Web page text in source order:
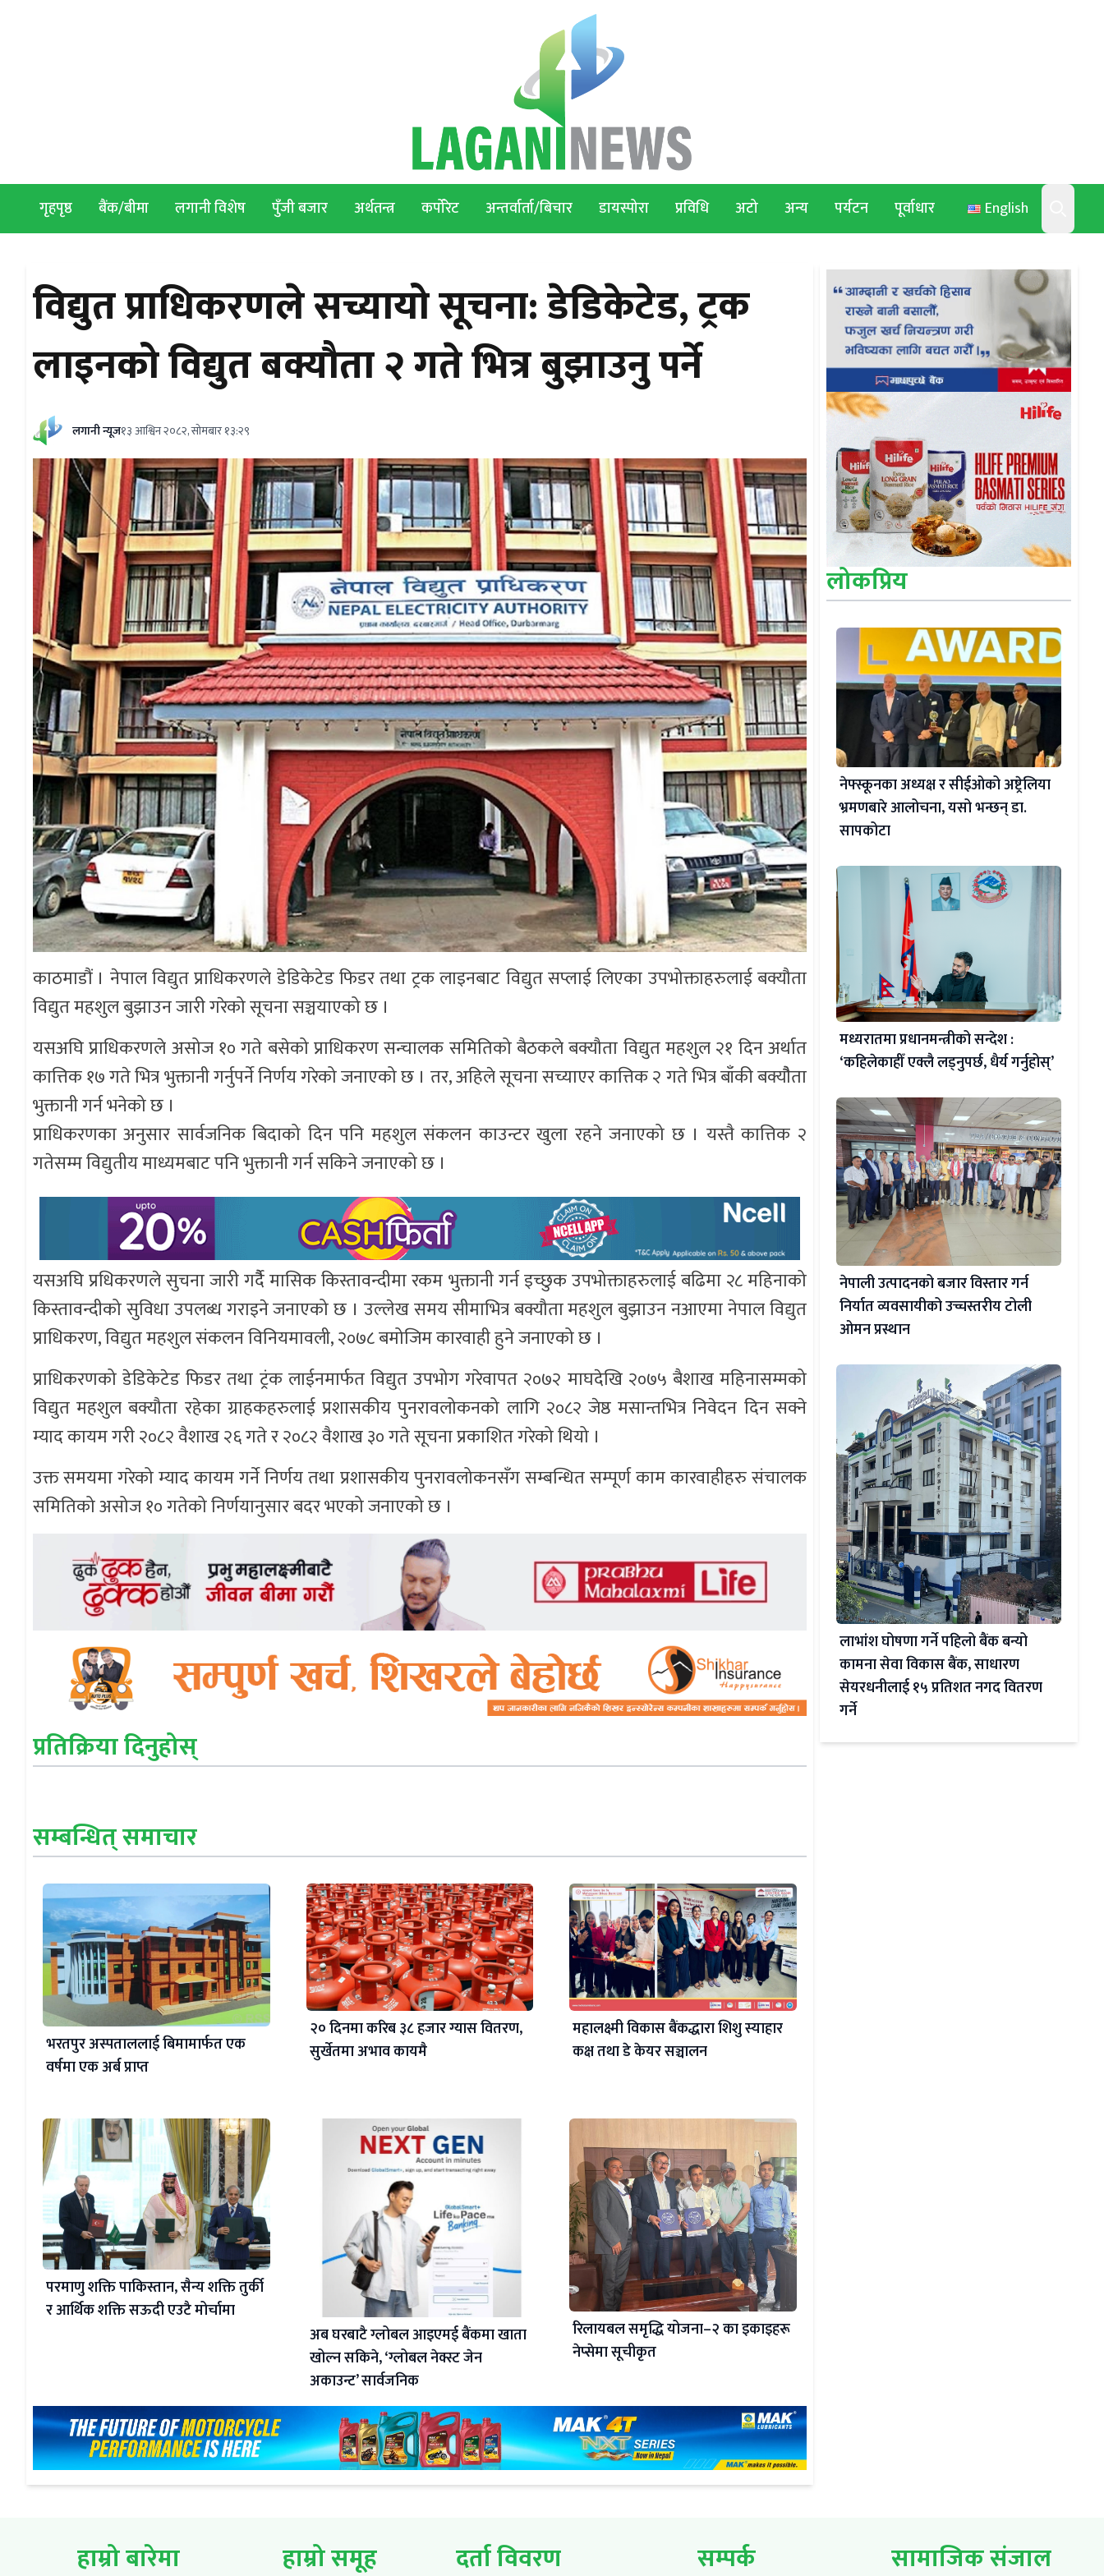
English
Search
गृहपृष्ठ बैंक/बीमा लगानी विशेष पुँजी बजार अर्थतन्त्र कर्पोरेट अन्तर्वार्ता/बिचार डायस्पोरा प्रविधि अटो अन्य पर्यटन पूर्वाधार
विद्युत प्राधिकरणले सच्यायो सूचना: डेडिकेटेड, ट्रक
लाइनको विद्युत बक्यौता २ गते भित्र बुझाउनु पर्ने
लगानी न्यूज१३ आश्विन २०८२, सोमबार १३:२९
काठमाडौं । नेपाल विद्युत प्राधिकरणले डेडिकेटेड फिडर तथा ट्रक लाइनबाट विद्युत सप्लाई लिएका उपभोक्ताहरुलाई बक्यौता
विद्युत महशुल बुझाउन जारी गरेको सूचना सञ्चयाएको छ ।
यसअघि प्राधिकरणले असोज १० गते बसेको प्राधिकरण सन्चालक समितिको बैठकले बक्यौता विद्युत महशुल २१ दिन अर्थात
कात्तिक १७ गते भित्र भुक्तानी गर्नुपर्ने निर्णय गरेको जनाएको छ । तर, अहिले सूचना सच्याएर कात्तिक २ गते भित्र बाँकी बक्यौैता
भुक्तानी गर्न भनेको छ ।
प्राधिकरणका अनुसार सार्वजनिक बिदाको दिन पनि महशुल संकलन काउन्टर खुला रहने जनाएको छ । यस्तै कात्तिक २
गतेसम्म विद्युतीय माध्यमबाट पनि भुक्तानी गर्न सकिने जनाएको छ ।
यसअघि प्रधिकरणले सुचना जारी गर्दैै मासिक किस्तावन्दीमा रकम भुक्तानी गर्न इच्छुक उपभोक्ताहरुलाई बढिमा २८ महिनाको
किस्तावन्दीको सुविधा उपलब्ध गराइने जनाएको छ । उल्लेख समय सीमाभित्र बक्यौता महशुल बुझाउन नआएमा नेपाल विद्युत
प्राधिकरण, विद्युत महशुल संकलन विनियमावली, २०७८ बमोजिम कारवाही हुने जनाएको छ ।
प्राधिकरणको डेडिकेटेड फिडर तथा ट्रंक लाईनमार्फत विद्युत उपभोग गरेवापत २०७२ माघदेखि २०७५ बैशाख महिनासम्मको
विद्युत महशुल बक्यौता रहेका ग्राहकहरुलाई प्रशासकीय पुनरावलोकनको लागि २०८२ जेष्ठ मसान्तभित्र निवेदन दिन सक्ने
म्याद कायम गरी २०८२ वैशाख २६ गते र २०८२ वैशाख ३० गते सूचना प्रकाशित गरेको थियो ।
उक्त समयमा गरेको म्याद कायम गर्ने निर्णय तथा प्रशासकीय पुनरावलोकनसँग सम्बन्धित सम्पूर्ण काम कारवाहीहरु संचालक
समितिको असोज १० गतेको निर्णयानुसार बदर भएको जनाएको छ ।
प्रतिक्रिया दिनुहोस्
सम्बन्धित् समाचार
भरतपुर अस्पताललाई बिमामार्फत एक
वर्षमा एक अर्ब प्राप्त
२० दिनमा करिब ३८ हजार ग्यास वितरण,
सुर्खेतमा अभाव कायमै
महालक्ष्मी विकास बैंकद्धारा शिशु स्याहार
कक्ष तथा डे केयर सञ्चालन
परमाणु शक्ति पाकिस्तान, सैन्य शक्ति तुर्की
र आर्थिक शक्ति सऊदी एउटै मोर्चामा
अब घरबाटै ग्लोबल आइएमई बैंकमा खाता
खोल्न सकिने, ‘ग्लोबल नेक्स्ट जेन
अकाउन्ट’ सार्वजनिक
रिलायबल समृद्धि योजना–२ का इकाइहरू
नेप्सेमा सूचीकृत
लोकप्रिय
नेफ्स्कूनका अध्यक्ष र सीईओको अष्ट्रेलिया
भ्रमणबारे आलोचना, यसो भन्छन् डा‍.
सापकोटा
मध्यरातमा प्रधानमन्त्रीको सन्देश :
‘कहिलेकाहीँ एक्लै लड्नुपर्छ, धैर्य गर्नुहोस्’
नेपाली उत्पादनको बजार विस्तार गर्न
निर्यात व्यवसायीको उच्चस्तरीय टोली
ओमन प्रस्थान
लाभांश घोषणा गर्ने पहिलो बैंक बन्यो
कामना सेवा विकास बैंक, साधारण
सेयरधनीलाई १५ प्रतिशत नगद वितरण
गर्ने
हाम्रो बारेमा हाम्रो समूह दर्ता विवरण सम्पर्क सामाजिक संजाल